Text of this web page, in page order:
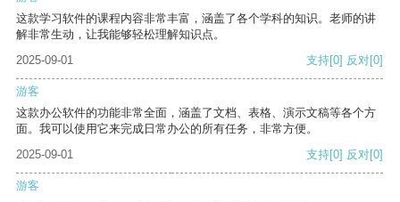
这款学习软件的课程内容非常丰富，涵盖了各个学科的知识。老师的讲
解非常生动，让我能够轻松理解知识点。
2025-09-01
支持[0] 反对[0]
游客
这款办公软件的功能非常全面，涵盖了文档、表格、演示文稿等各个方
面。我可以使用它来完成日常办公的所有任务，非常方便。
2025-09-01
支持[0] 反对[0]
游客